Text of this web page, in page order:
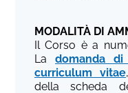
MODALITÀ DI
Il Corso è a
La domanda di
curriculum vitae
della scheda